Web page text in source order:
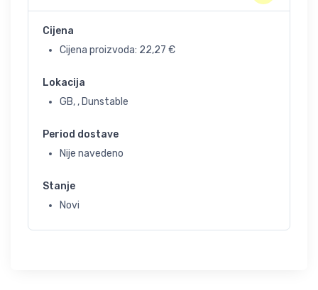
Cijena
Cijena proizvoda: 22,27 €
Lokacija
GB, , Dunstable
Period dostave
Nije navedeno
Stanje
Novi